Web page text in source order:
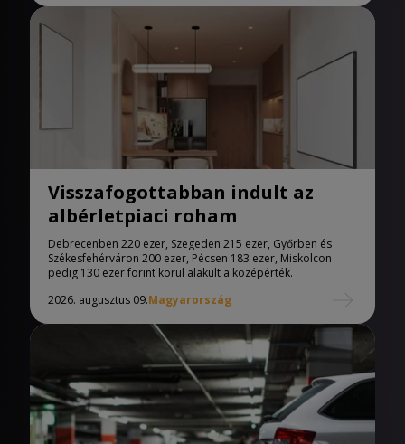
Visszafogottabban indult az
albérletpiaci roham
Debrecenben 220 ezer, Szegeden 215 ezer, Győrben és
Székesfehérváron 200 ezer, Pécsen 183 ezer, Miskolcon
pedig 130 ezer forint körül alakult a középérték.
2026. augusztus 09.Magyarország